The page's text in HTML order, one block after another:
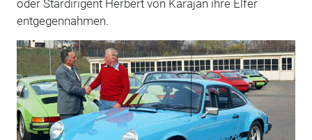
oder Stardirigent Herbert von Karajan ihre Elfer
entgegennahmen.